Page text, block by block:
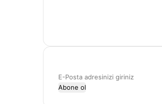
i
s
i
e
o
k
E
-